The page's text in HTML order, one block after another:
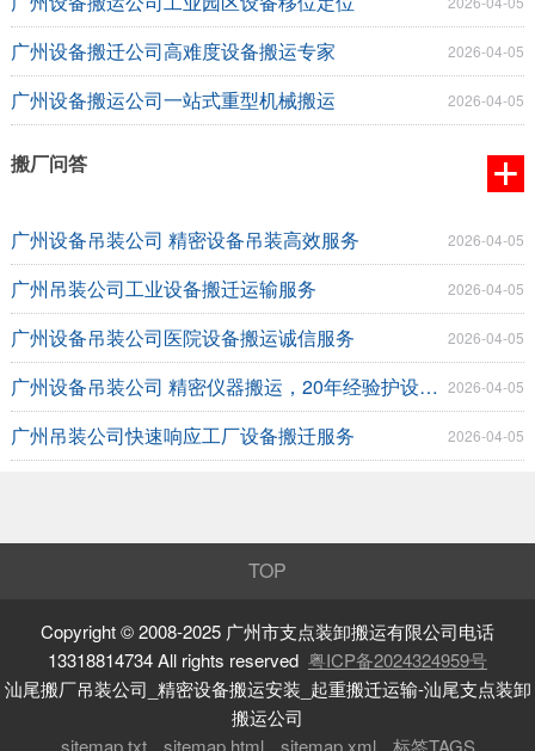
2026-04-05
广州设备搬迁公司高难度设备搬运专家
2026-04-05
广州设备搬运公司一站式重型机械搬运
搬厂问答
2026-04-05
广州设备吊装公司 精密设备吊装高效服务
2026-04-05
广州吊装公司工业设备搬迁运输服务
2026-04-05
广州设备吊装公司医院设备搬运诚信服务
2026-04-05
广州设备吊装公司 精密仪器搬运，20年经验护设备安全
2026-04-05
广州吊装公司快速响应工厂设备搬迁服务
TOP
Copyright © 2008-2025 广州市支点装卸搬运有限公司电话
13318814734 All rights reserved 粤ICP备2024324959号
汕尾搬厂吊装公司_精密设备搬运安装_起重搬迁运输-汕尾支点装卸
搬运公司
sitemap.txt
sitemap.html sitemap.xml 标签TAGS